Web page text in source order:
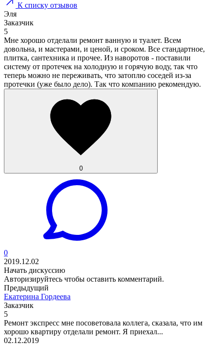
К списку отзывов
Эля
Заказчик
5
Мне хорошо отделали ремонт ванную и туалет. Всем
довольна, и мастерами, и ценой, и сроком. Все стандартное,
плитка, сантехника и прочее. Из наворотов - поставили
систему от протечек на холодную и горячую воду, так что
теперь можно не переживать, что затоплю соседей из-за
протечки (уже было дело). Так что компанию рекомендую.
0
0
2019.12.02
Начать дискуссию
Авторизируйтесь чтобы оставить комментарий.
Предыдущий
Екатерина Гордеева
Заказчик
5
Ремонт экспресс мне посоветовала коллега, сказала, что им
хорошо квартиру отделали ремонт. Я приехал...
02.12.2019